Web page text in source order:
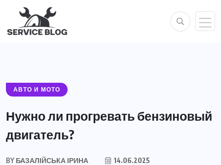
АВТО И МОТО
Нужно ли прогревать бензиновый
двигатель?
BY БАЗАЛІЙСЬКА ІРИНА
14.06.2025